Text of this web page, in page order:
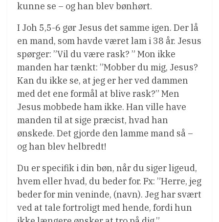
kunne se – og han blev bønhørt.
I Joh 5,5-6 gør Jesus det samme igen. Der lå
en mand, som havde været lam i 38 år. Jesus
spørger: ”Vil du være rask? ” Mon ikke
manden har tænkt: ”Mobber du mig, Jesus?
Kan du ikke se, at jeg er her ved dammen
med det ene formål at blive rask?” Men
Jesus mobbede ham ikke. Han ville have
manden til at sige præcist, hvad han
ønskede. Det gjorde den lamme mand så –
og han blev helbredt!
Du er specifik i din bøn, når du siger ligeud,
hvem eller hvad, du beder for. Fx: ”Herre, jeg
beder for min veninde, (navn). Jeg har svært
ved at tale fortroligt med hende, fordi hun